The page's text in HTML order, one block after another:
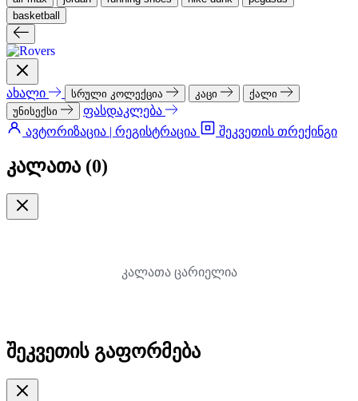
basketball
ახალი სრული კოლექცია კაცი
ქალი
უნისექსი
ფასდაკლება
ავტორიზაცია | რეგისტრაცია
შეკვეთის თრექინგი
კალათა (0)
კალათა ცარიელია
შეკვეთის გაფორმება